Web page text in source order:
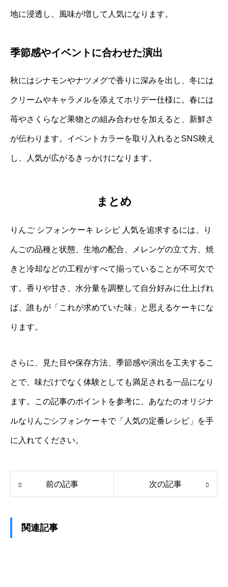
地に浸透し、風味が増して人気になります。
季節感やイベントに合わせた演出
秋にはシナモンやナツメグで香りに深みを出し、冬には
クリームやキャラメルを添えてホリデー仕様に。春には
苺やさくらなど果物との組み合わせを加えると、新鮮さ
が伝わります。イベントカラーを取り入れるとSNS映え
し、人気が広がるきっかけになります。
まとめ
りんご シフォンケーキ レシピ 人気を追求するには、り
んごの品種と状態、生地の配合、メレンゲの立て方、焼
きと冷却などの工程がすべて揃っていることが不可欠で
す。香りや甘さ、水分量を調整して自分好みに仕上げれ
ば、誰もが「これが求めていた味」と思えるケーキにな
ります。
さらに、見た目や保存方法、季節感や演出を工夫するこ
とで、味だけでなく体験としても満足される一品になり
ます。この記事のポイントを参考に、あなたのオリジナ
ルなりんごシフォンケーキで「人気の定番レシピ」を手
に入れてください。
前の記事 次の記事
関連記事